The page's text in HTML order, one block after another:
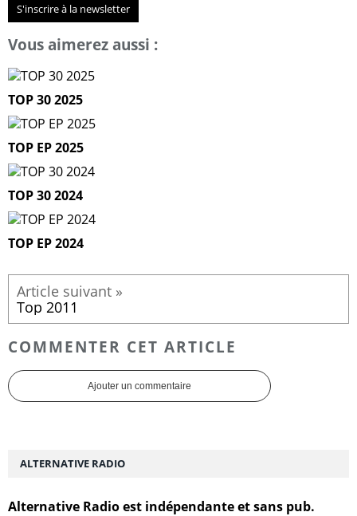
S'inscrire à la newsletter
Vous aimerez aussi :
TOP 30 2025
TOP EP 2025
TOP 30 2024
TOP EP 2024
Top 2011
COMMENTER CET ARTICLE
Ajouter un commentaire
ALTERNATIVE RADIO
Alternative Radio est indépendante et sans pub.